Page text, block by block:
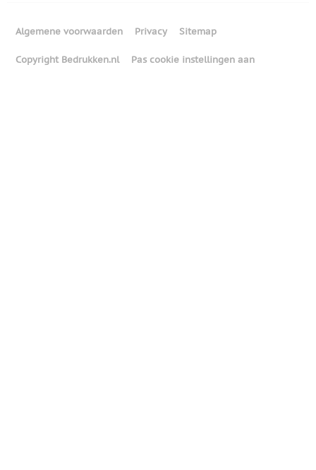
Algemene voorwaarden Privacy Sitemap
Copyright Bedrukken.nl Pas cookie instellingen aan